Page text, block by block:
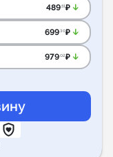
489.51₽ arrow_downward_alt
699.30₽ arrow_downward_alt
979.02₽ arrow_downward_alt